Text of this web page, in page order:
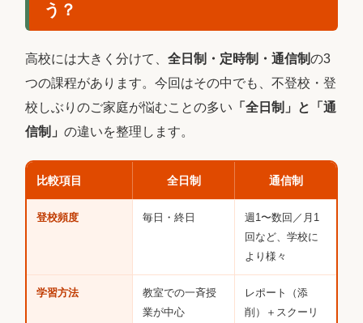
う？
高校には大きく分けて、 全日制・定時制・通信制の3
つの課程があります。今回はその中でも、不登校・登
校しぶりのご家庭が悩むことの多い 「全日制」と「通
信制」 の違いを整理します。
比較項目 全日制 通信制
登校頻度 毎日・終日
週1〜数回／月1
回など、学校に
より様々
学習方法
教室での一斉授
業が中心
レポート（添
削）＋スクーリ